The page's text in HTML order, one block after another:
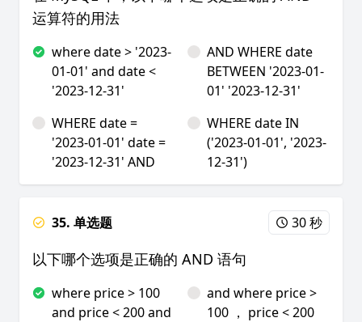
运算符的用法
where date > '2023-
01-01' and date <
'2023-12-31'
AND WHERE date
BETWEEN '2023-01-
01' '2023-12-31'
WHERE date =
'2023-01-01' date =
'2023-12-31' AND
WHERE date IN
('2023-01-01', '2023-
12-31')
35. 单选题 30 秒
以下哪个选项是正确的 AND 语句
where price > 100
and price < 200 and
and where price >
100 ， price < 200